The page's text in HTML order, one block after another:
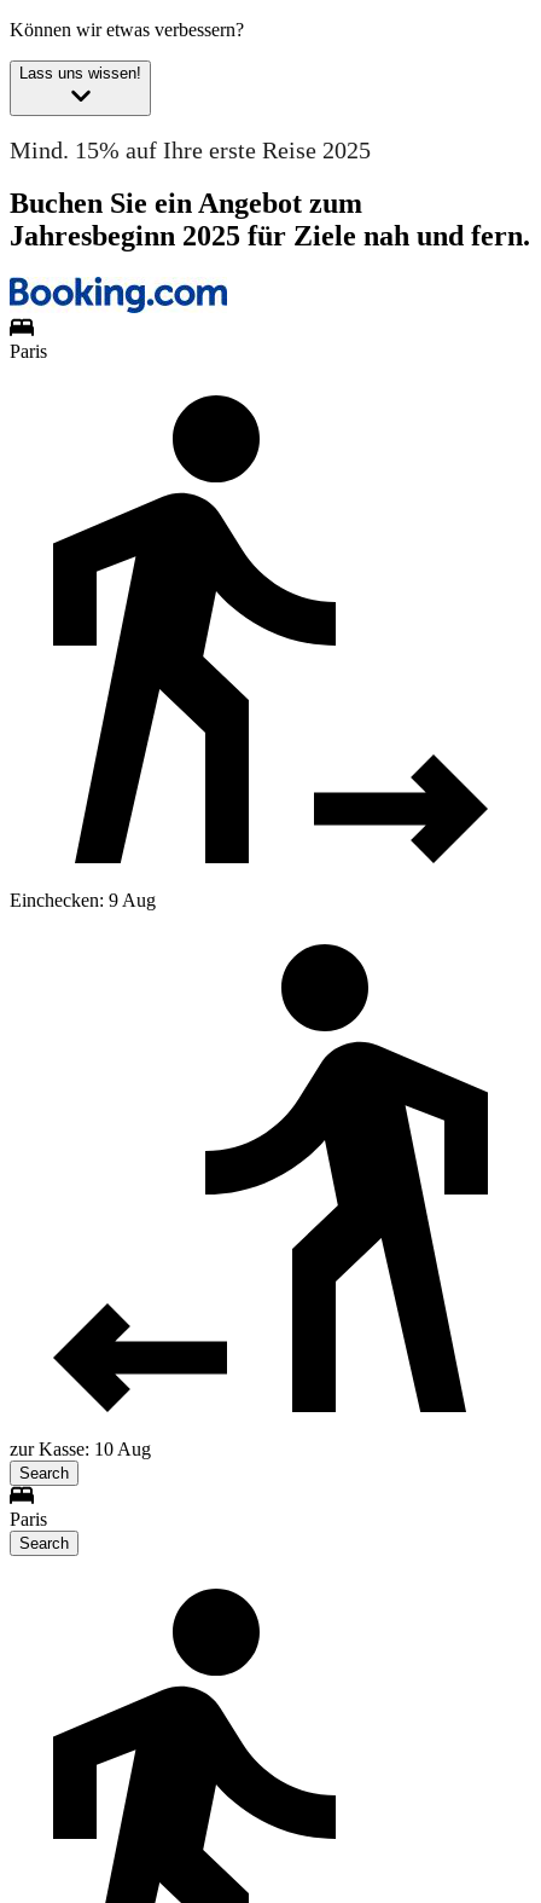
Können wir etwas verbessern?
Lass uns wissen!
Mind. 15% auf Ihre erste Reise 2025
Buchen Sie ein Angebot zum
Jahresbeginn 2025 für Ziele nah und fern.
Paris
Einchecken: 9 Aug
zur Kasse: 10 Aug
Search
Paris
Search